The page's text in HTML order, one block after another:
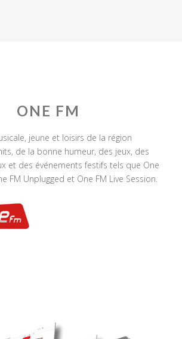
ONE FM
jeune et loisirs de la région
de la bonne humeur, des jeux, des
et des événements festifs tels que One
FM Unplugged et One FM Live Session.